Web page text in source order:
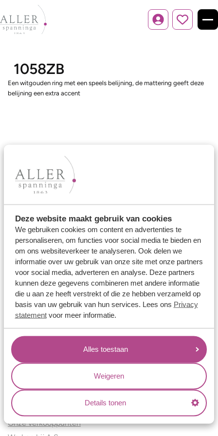
Deze website maakt gebruik van cookies
We gebruiken cookies om content en advertenties te
personaliseren, om functies voor social media te bieden en
om ons websiteverkeer te analyseren. Ook delen we
informatie over uw gebruik van onze site met onze partners
voor social media, adverteren en analyse. Deze partners
kunnen deze gegevens combineren met andere informatie
die u aan ze heeft verstrekt of die ze hebben verzameld op
basis van uw gebruik van hun services. Lees ons Privacy
statementvoor meer informatie.
Alles toestaan
Weigeren
Details tonen
Inloggen
1058ZB
Een witgouden ring met een speels belijning, de mattering geeft deze
belijning een extra accent
Ons aanbod
Trouwringen
Memoireringen
Verlovingsringen
Vriendschapsringen
Over ons
Aller Spanninga
Historie
Certificaten
Blogs
Jouw voordelen
Conflictvrije Materialen
Oneindig veel mogelijkheden
Kwaliteit
Juweliers & Contact
Onze verkooppunten